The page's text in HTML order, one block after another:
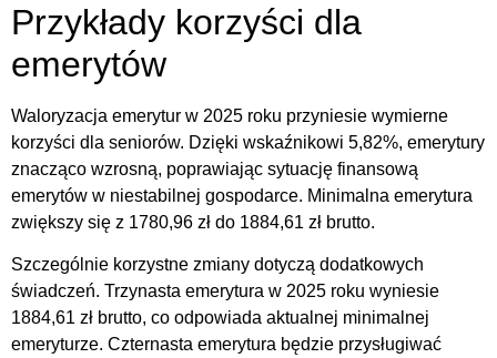
Przykłady korzyści dla
emerytów
Waloryzacja emerytur w 2025 roku przyniesie wymierne
korzyści dla seniorów. Dzięki wskaźnikowi 5,82%, emerytury
znacząco wzrosną, poprawiając sytuację finansową
emerytów w niestabilnej gospodarce. Minimalna emerytura
zwiększy się z 1780,96 zł do 1884,61 zł brutto.
Szczególnie korzystne zmiany dotyczą dodatkowych
świadczeń. Trzynasta emerytura w 2025 roku wyniesie
1884,61 zł brutto, co odpowiada aktualnej minimalnej
emeryturze. Czternasta emerytura będzie przysługiwać